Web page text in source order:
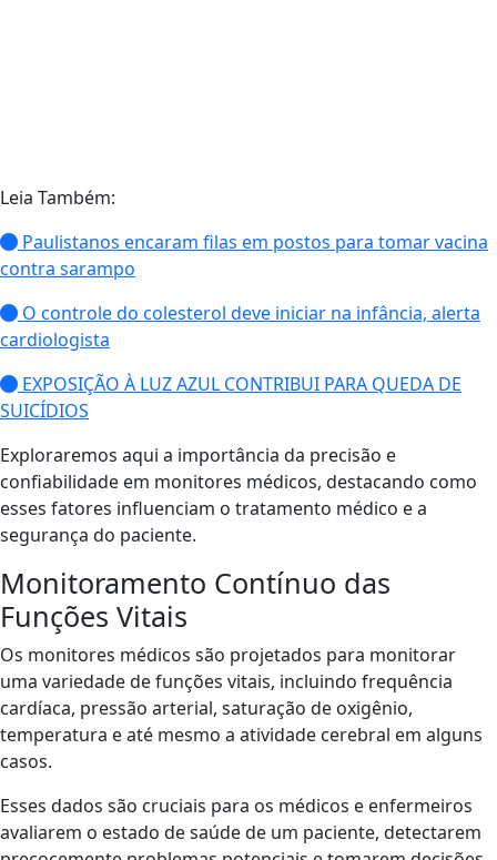
Leia Também:
Paulistanos encaram filas em postos para tomar vacina
contra sarampo
O controle do colesterol deve iniciar na infância, alerta
cardiologista
EXPOSIÇÃO À LUZ AZUL CONTRIBUI PARA QUEDA DE
SUICÍDIOS
Exploraremos aqui a importância da precisão e
confiabilidade em monitores médicos, destacando como
esses fatores influenciam o tratamento médico e a
segurança do paciente.
Monitoramento Contínuo das
Funções Vitais
Os monitores médicos são projetados para monitorar
uma variedade de funções vitais, incluindo frequência
cardíaca, pressão arterial, saturação de oxigênio,
temperatura e até mesmo a atividade cerebral em alguns
casos.
Esses dados são cruciais para os médicos e enfermeiros
avaliarem o estado de saúde de um paciente, detectarem